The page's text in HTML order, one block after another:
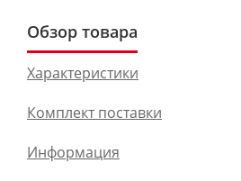
Обзор товара
Характеристики
Комплект поставки
Информация